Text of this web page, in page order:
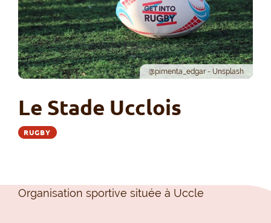
@pimenta_edgar - Unsplash
Le Stade Ucclois
RUGBY
Organisation sportive située à Uccle